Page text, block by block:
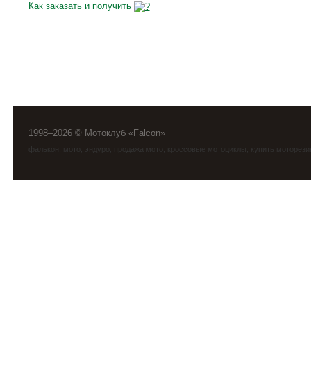
Как заказать и получить
1998–2026 © Мотоклуб «Falcon»
фалькон мото эндуро , продажа мото, кроссовые мотоциклы, купить